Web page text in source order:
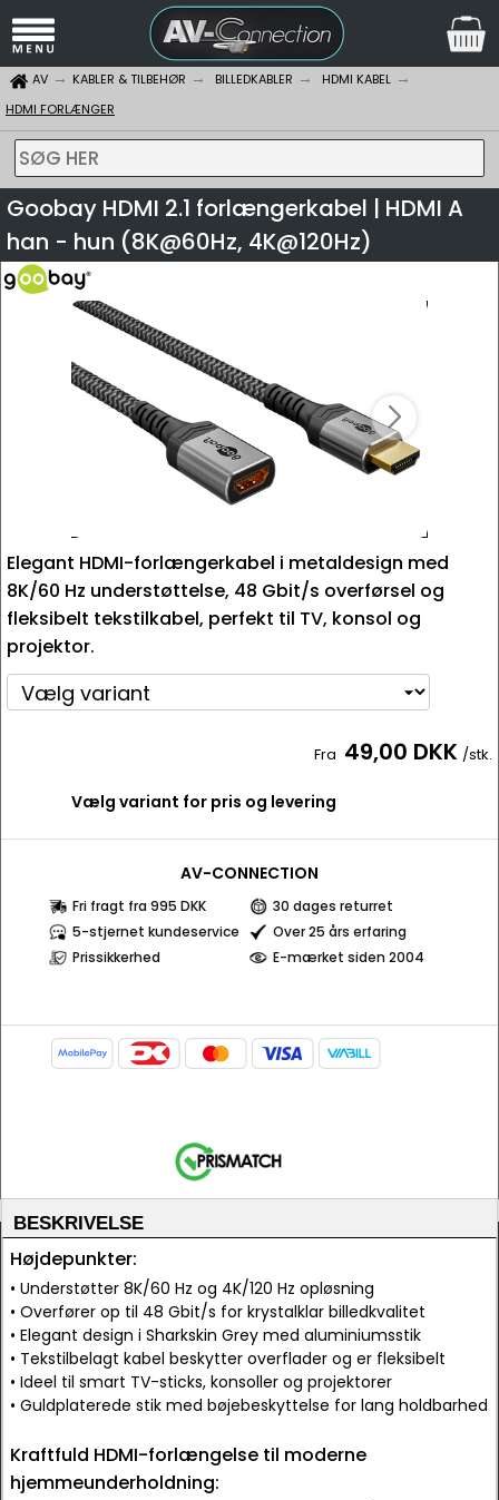
AV KABLER & TILBEHØR BILLEDKABLER
HDMI KABEL
HDMI FORLÆNGER
SØG HER
Goobay HDMI 2.1 forlængerkabel | HDMI A
han - hun (8K@60Hz, 4K@120Hz)
Elegant HDMI-forlængerkabel i metaldesign med
8K/60 Hz understøttelse, 48 Gbit/s overførsel og
fleksibelt tekstilkabel, perfekt til TV, konsol og
projektor.
Fra 49,00 DKK /stk.
Vælg variant for pris og levering
AV-CONNECTION
Fri fragt fra 995 DKK
30 dages returret
5-stjernet kundeservice
Over 25 års erfaring
Prissikkerhed
E-mærket siden 2004
BESKRIVELSE
Højdepunkter:
• Understøtter 8K/60 Hz og 4K/120 Hz opløsning
• Overfører op til 48 Gbit/s for krystalklar billedkvalitet
• Elegant design i Sharkskin Grey med aluminiumsstik
• Tekstilbelagt kabel beskytter overflader og er fleksibelt
• Ideel til smart TV-sticks, konsoller og projektorer
• Guldplaterede stik med bøjebeskyttelse for lang holdbarhed
Kraftfuld HDMI-forlængelse til moderne
hjemmeunderholdning: